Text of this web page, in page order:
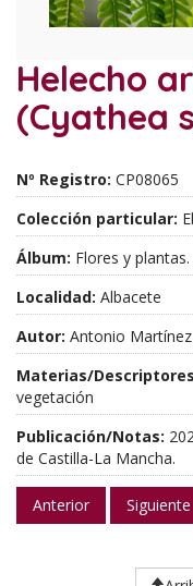
Helecho
(Cyathea
Nº Registro: CP08065
Colección particular:
Álbum: Flores y
Localidad: Albacete
Autor: Antonio
Materias/
vegetación
Publicación/Notas:
de Castilla-La Mancha.
Anterior Siguiente